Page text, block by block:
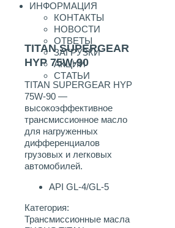
ИНФОРМАЦИЯ
КОНТАКТЫ
НОВОСТИ
ОТВЕТЫ
ЗАГРУЗКИ
АКЦИИ
СТАТЬИ
TITAN SUPERGEAR
HYP 75W-90
TITAN SUPERGEAR HYP
75W-90 —
высокоэффективное
трансмиссионное масло
для нагруженных
дифференциалов
грузовых и легковых
автомобилей.
API GL-4/GL-5
Категория:
Трансмиссионные масла